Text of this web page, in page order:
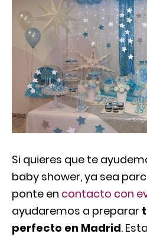
Si quieres que te
baby shower, ya sea
ponte en contacto con
ayudaremos a preparar
perfecto en Madrid.